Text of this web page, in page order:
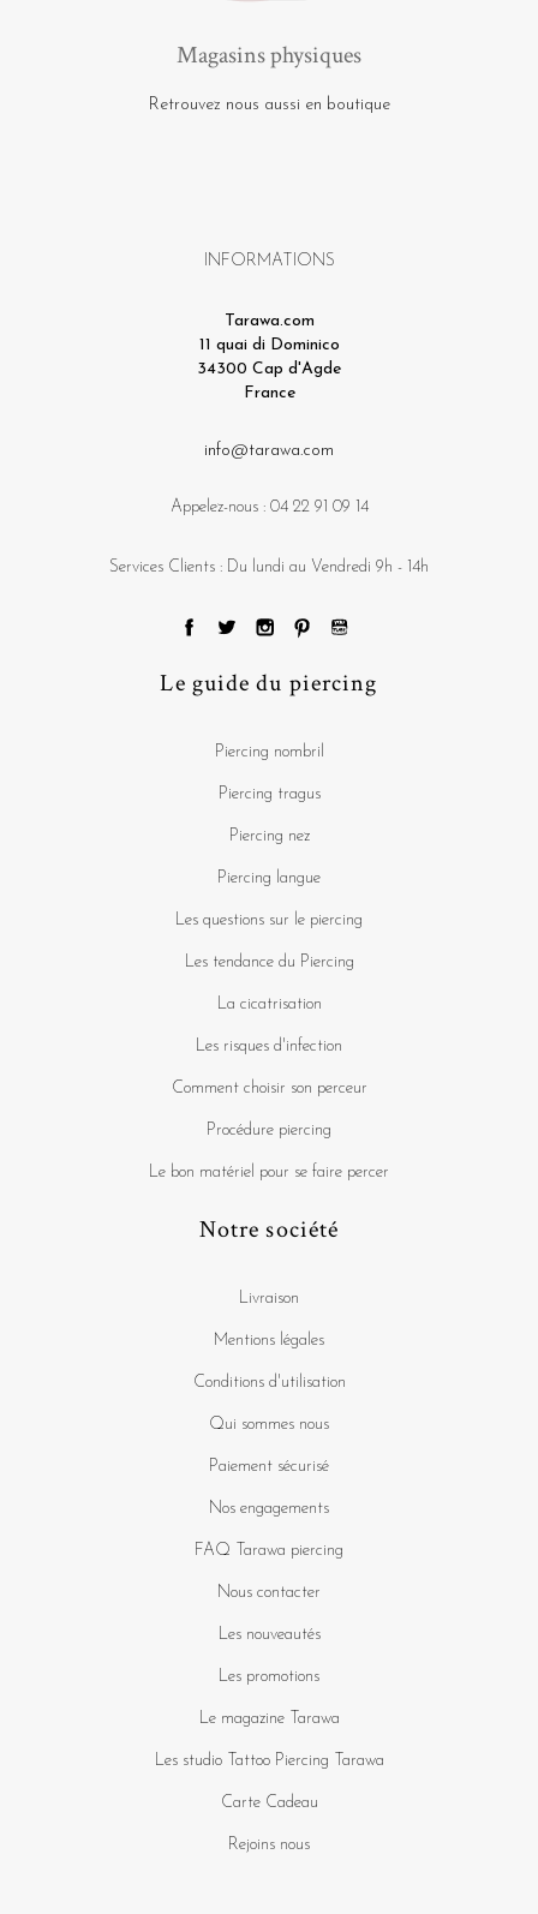
Magasins physiques
Retrouvez nous aussi en boutique
INFORMATIONS
Tarawa.com
11 quai di Dominico
34300 Cap d'Agde
France
info@tarawa.com
Appelez-nous : 04 22 91 09 14
Services Clients : Du lundi au Vendredi 9h - 14h
Le guide du piercing
Piercing nombril
Piercing tragus
Piercing nez
Piercing langue
Les questions sur le piercing
Les tendance du Piercing
La cicatrisation
Les risques d'infection
Comment choisir son perceur
Procédure piercing
Le bon matériel pour se faire percer
Notre société
Livraison
Mentions légales
Conditions d'utilisation
Qui sommes nous
Paiement sécurisé
Nos engagements
FAQ Tarawa piercing
Nous contacter
Les nouveautés
Les promotions
Le magazine Tarawa
Les studio Tattoo Piercing Tarawa
Carte Cadeau
Rejoins nous